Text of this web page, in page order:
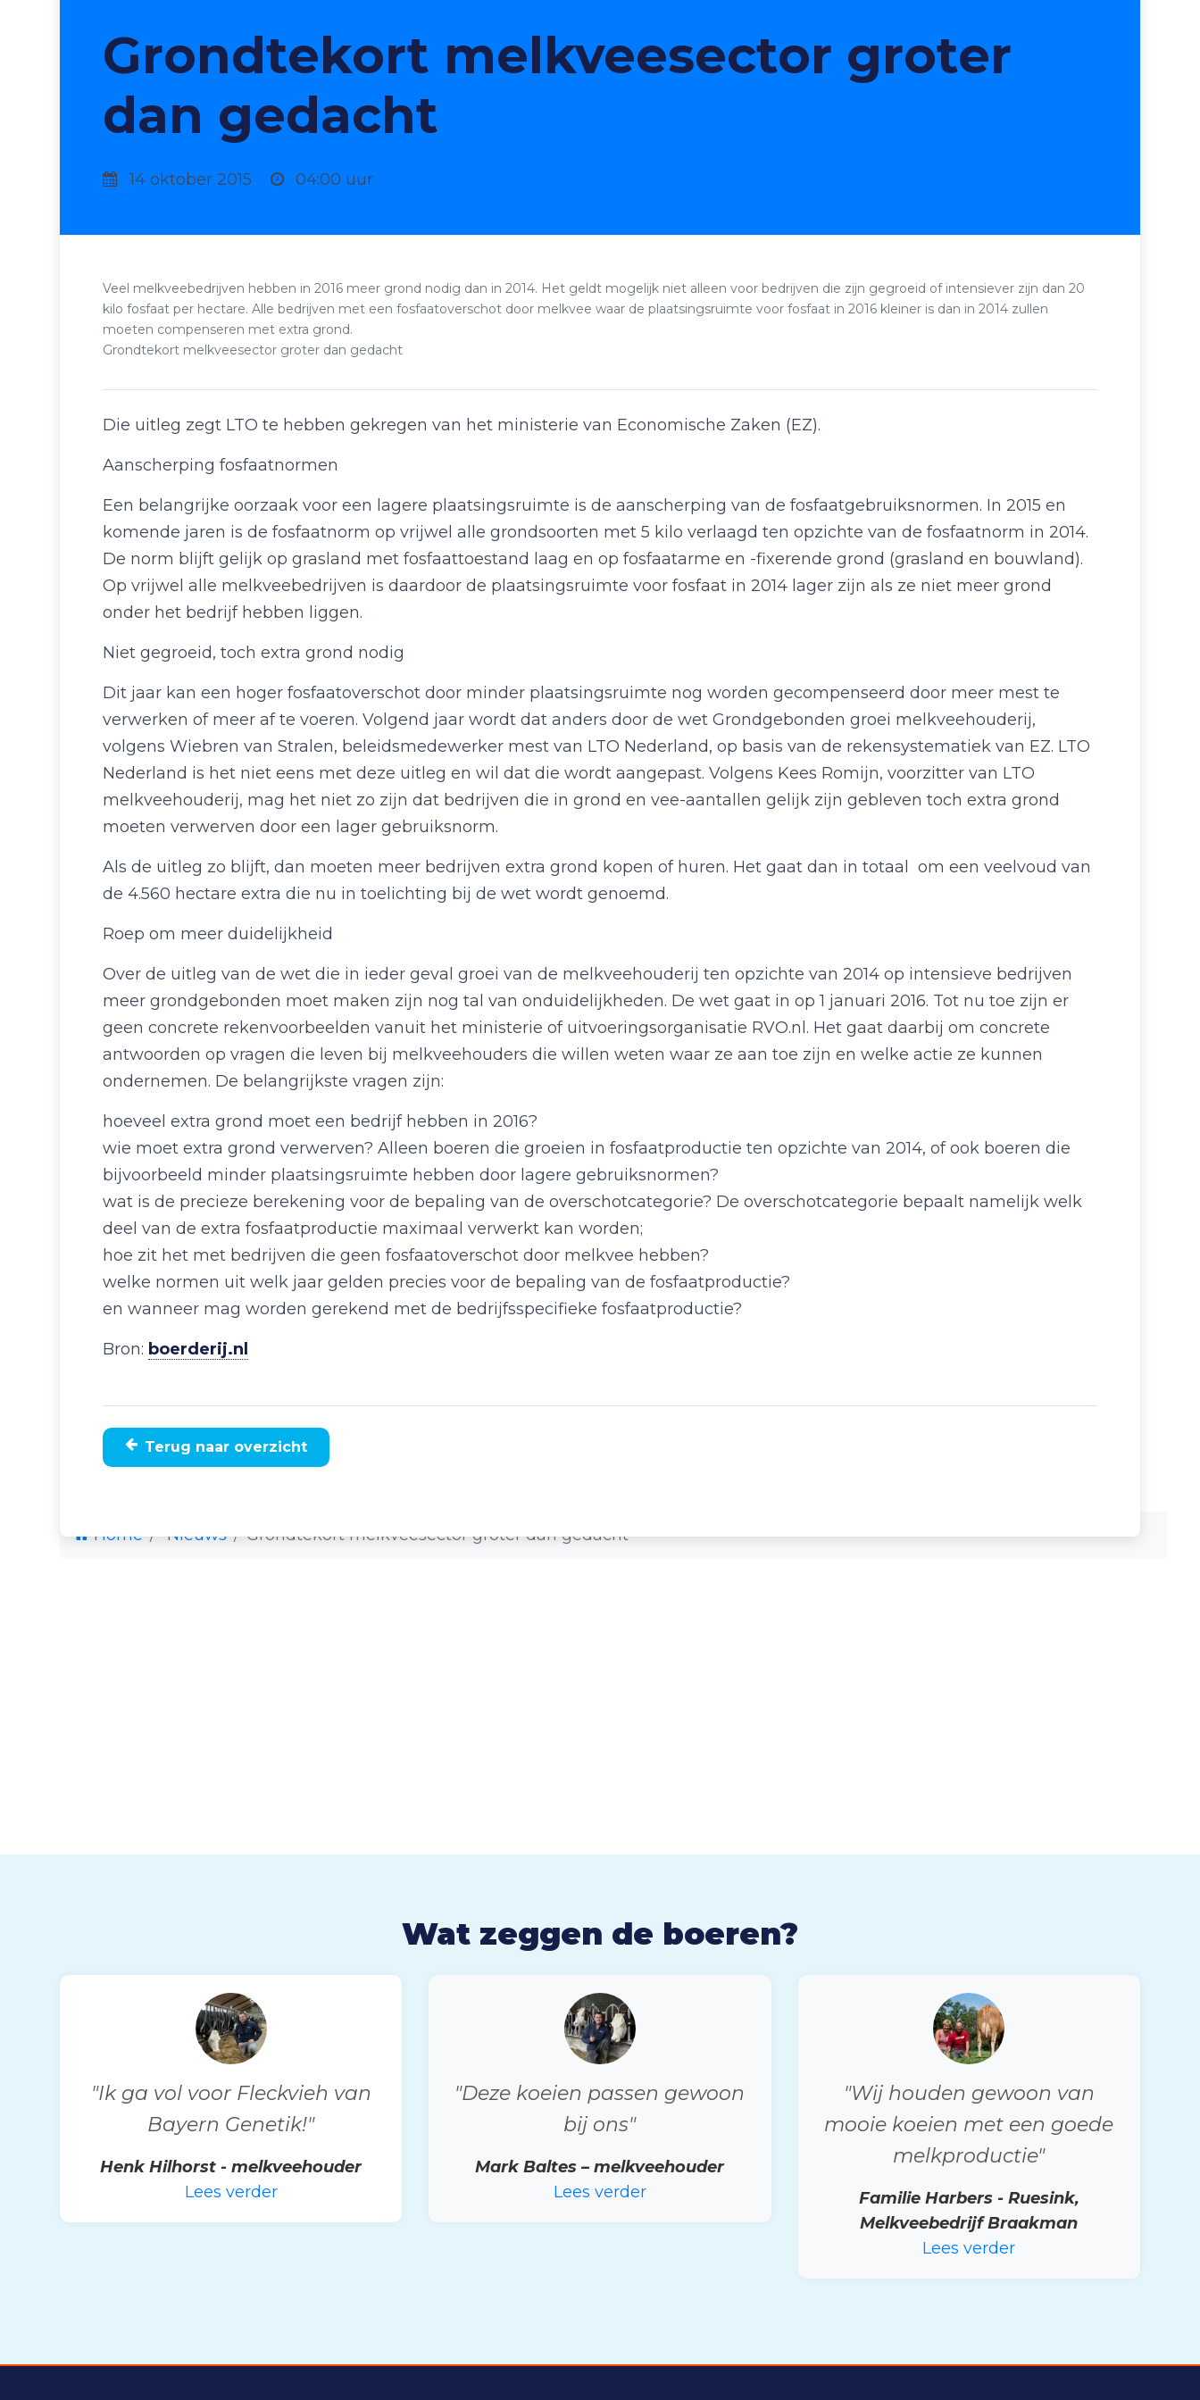
Home Nieuws Grondtekort melkveesector groter dan gedacht
Grondtekort melkveesector groter
dan gedacht
14 oktober 2015 04:00 uur
Veel melkveebedrijven hebben in 2016 meer grond nodig dan in 2014. Het geldt mogelijk niet alleen voor bedrijven die zijn gegroeid of intensiever zijn dan 20
kilo fosfaat per hectare. Alle bedrijven met een fosfaatoverschot door melkvee waar de plaatsingsruimte voor fosfaat in 2016 kleiner is dan in 2014 zullen
moeten compenseren met extra grond.
Grondtekort melkveesector groter dan gedacht
Die uitleg zegt LTO te hebben gekregen van het ministerie van Economische Zaken (EZ).
Aanscherping fosfaatnormen
Een belangrijke oorzaak voor een lagere plaatsingsruimte is de aanscherping van de fosfaatgebruiksnormen. In 2015 en
komende jaren is de fosfaatnorm op vrijwel alle grondsoorten met 5 kilo verlaagd ten opzichte van de fosfaatnorm in 2014.
De norm blijft gelijk op grasland met fosfaattoestand laag en op fosfaatarme en -fixerende grond (grasland en bouwland).
Op vrijwel alle melkveebedrijven is daardoor de plaatsingsruimte voor fosfaat in 2014 lager zijn als ze niet meer grond
onder het bedrijf hebben liggen.
Niet gegroeid, toch extra grond nodig
Dit jaar kan een hoger fosfaatoverschot door minder plaatsingsruimte nog worden gecompenseerd door meer mest te
verwerken of meer af te voeren. Volgend jaar wordt dat anders door de wet Grondgebonden groei melkveehouderij,
volgens Wiebren van Stralen, beleidsmedewerker mest van LTO Nederland, op basis van de rekensystematiek van EZ. LTO
Nederland is het niet eens met deze uitleg en wil dat die wordt aangepast. Volgens Kees Romijn, voorzitter van LTO
melkveehouderij, mag het niet zo zijn dat bedrijven die in grond en vee-aantallen gelijk zijn gebleven toch extra grond
moeten verwerven door een lager gebruiksnorm.
Als de uitleg zo blijft, dan moeten meer bedrijven extra grond kopen of huren. Het gaat dan in totaal om een veelvoud van
de 4.560 hectare extra die nu in toelichting bij de wet wordt genoemd.
Roep om meer duidelijkheid
Over de uitleg van de wet die in ieder geval groei van de melkveehouderij ten opzichte van 2014 op intensieve bedrijven
meer grondgebonden moet maken zijn nog tal van onduidelijkheden. De wet gaat in op 1 januari 2016. Tot nu toe zijn er
geen concrete rekenvoorbeelden vanuit het ministerie of uitvoeringsorganisatie RVO.nl. Het gaat daarbij om concrete
antwoorden op vragen die leven bij melkveehouders die willen weten waar ze aan toe zijn en welke actie ze kunnen
ondernemen. De belangrijkste vragen zijn:
hoeveel extra grond moet een bedrijf hebben in 2016?
wie moet extra grond verwerven? Alleen boeren die groeien in fosfaatproductie ten opzichte van 2014, of ook boeren die
bijvoorbeeld minder plaatsingsruimte hebben door lagere gebruiksnormen?
wat is de precieze berekening voor de bepaling van de overschotcategorie? De overschotcategorie bepaalt namelijk welk
deel van de extra fosfaatproductie maximaal verwerkt kan worden;
hoe zit het met bedrijven die geen fosfaatoverschot door melkvee hebben?
welke normen uit welk jaar gelden precies voor de bepaling van de fosfaatproductie?
en wanneer mag worden gerekend met de bedrijfsspecifieke fosfaatproductie?
Bron: boerderij.nl
Terug naar overzicht
Wat zeggen de boeren?
"Ik ga vol voor Fleckvieh van
Bayern Genetik!"
Henk Hilhorst - melkveehouder
Lees verder
"Deze koeien passen gewoon
bij ons"
Mark Baltes – melkveehouder
Lees verder
"Wij houden gewoon van
mooie koeien met een goede
melkproductie"
Familie Harbers - Ruesink,
Melkveebedrijf Braakman
Lees verder